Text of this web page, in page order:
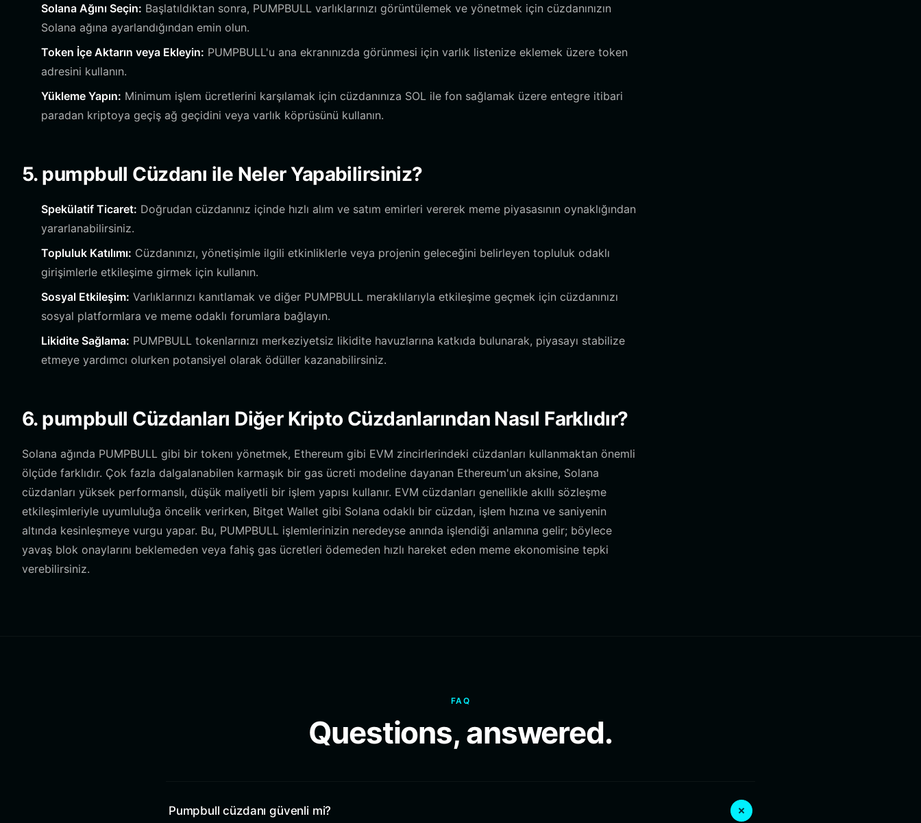
Solana Ağını Seçin: Başlatıldıktan sonra, PUMPBULL varlıklarınızı görüntülemek ve yönetmek için cüzdanınızın
Solana ağına ayarlandığından emin olun.
Token İçe Aktarın veya Ekleyin: PUMPBULL'u ana ekranınızda görünmesi için varlık listenize eklemek üzere token
adresini kullanın.
Yükleme Yapın: Minimum işlem ücretlerini karşılamak için cüzdanınıza SOL ile fon sağlamak üzere entegre itibari
paradan kriptoya geçiş ağ geçidini veya varlık köprüsünü kullanın.
5. pumpbull Cüzdanı ile Neler Yapabilirsiniz?
Spekülatif Ticaret: Doğrudan cüzdanınız içinde hızlı alım ve satım emirleri vererek meme piyasasının oynaklığından
yararlanabilirsiniz.
Topluluk Katılımı: Cüzdanınızı, yönetişimle ilgili etkinliklerle veya projenin geleceğini belirleyen topluluk odaklı
girişimlerle etkileşime girmek için kullanın.
Sosyal Etkileşim: Varlıklarınızı kanıtlamak ve diğer PUMPBULL meraklılarıyla etkileşime geçmek için cüzdanınızı
sosyal platformlara ve meme odaklı forumlara bağlayın.
Likidite Sağlama: PUMPBULL tokenlarınızı merkeziyetsiz likidite havuzlarına katkıda bulunarak, piyasayı stabilize
etmeye yardımcı olurken potansiyel olarak ödüller kazanabilirsiniz.
6. pumpbull Cüzdanları Diğer Kripto Cüzdanlarından Nasıl Farklıdır?
Solana ağında PUMPBULL gibi bir tokenı yönetmek, Ethereum gibi EVM zincirlerindeki cüzdanları kullanmaktan önemli
ölçüde farklıdır. Çok fazla dalgalanabilen karmaşık bir gas ücreti modeline dayanan Ethereum'un aksine, Solana
cüzdanları yüksek performanslı, düşük maliyetli bir işlem yapısı kullanır. EVM cüzdanları genellikle akıllı sözleşme
etkileşimleriyle uyumluluğa öncelik verirken, Bitget Wallet gibi Solana odaklı bir cüzdan, işlem hızına ve saniyenin
altında kesinleşmeye vurgu yapar. Bu, PUMPBULL işlemlerinizin neredeyse anında işlendiği anlamına gelir; böylece
yavaş blok onaylarını beklemeden veya fahiş gas ücretleri ödemeden hızlı hareket eden meme ekonomisine tepki
verebilirsiniz.
FAQ
Questions, answered.
Pumpbull cüzdanı güvenli mi?